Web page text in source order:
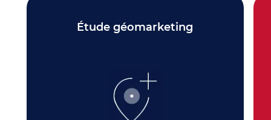
Étude géomarketing